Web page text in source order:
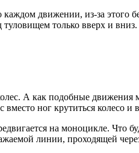
движении, из-за этого
только вверх и вниз.
А как подобные движения
вместо ног крутиться колесо
на моноцикле. Что
линии, проходящей